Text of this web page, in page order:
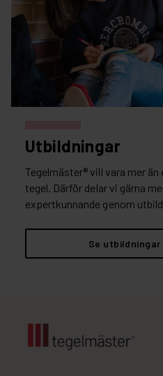
Utbildningar
Tegelmäster® vill vara mer
tegel. Därför delar vi gärna
expertkunnande genom
Se utbildningar